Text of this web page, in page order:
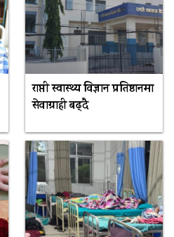
राप्ती स्वास्थ्य विज्ञान प्रतिष्ठानमा
सेवाग्राही बढ्दै